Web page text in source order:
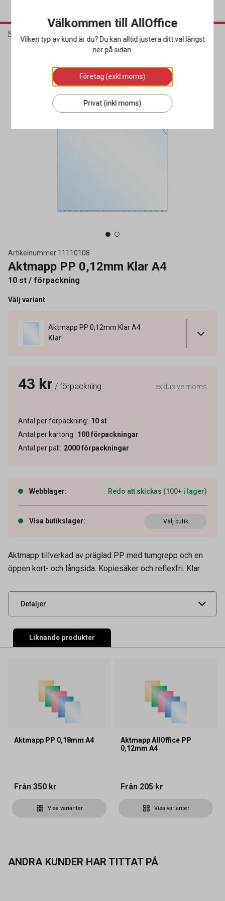
Kontorsmaterial
Artikelnummer 11110108
Aktmapp PP 0,12mm Klar A4
10 st / förpackning
Välj variant
Aktmapp PP 0,12mm Klar A4
Klar
43 kr / förpackning exklusive moms
Antal per förpackning: 10 st
Antal per kartong: 100förpackningar
Antal per pall : 2000förpackningar
Webblager: Redo att skickas (100+ i lager)
Visa butikslager: Välj butik
Aktmapp tillverkad av präglad PP med tumgrepp och en
öppen kort- och långsida. Kopiesäker och reflexfri. Klar.
Detaljer
Artikelnummer
Tidigare artikelnummer 46054
Leverantörens
11110108
UNSPSC 44122011
Liknande produkter
Aktmapp PP 0,18mm A4
Från 350 kr
Visa varianter
Aktmapp AllOffice PP
0,12mm A4
Från 205 kr
Visa varianter
ANDRA KUNDER HAR TITTAT PÅ
Välkommen till AllOffice
Vilken typ av kund är du? Du kan alltid justera ditt val längst
ner på sidan.
Företag (exkl moms)
Privat (inkl moms)